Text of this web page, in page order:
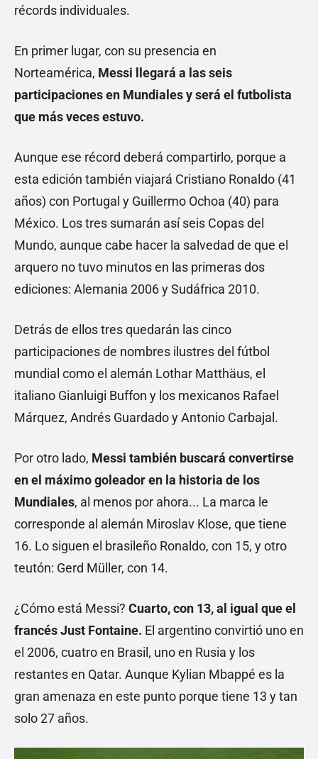
récords individuales.
En primer lugar, con su presencia en
Norteamérica, Messi llegará a las seis
participaciones en Mundiales y será el futbolista
que más veces estuvo.
Aunque ese récord deberá compartirlo, porque a
esta edición también viajará Cristiano Ronaldo (41
años) con Portugal y Guillermo Ochoa (40) para
México. Los tres sumarán así seis Copas del
Mundo, aunque cabe hacer la salvedad de que el
arquero no tuvo minutos en las primeras dos
ediciones: Alemania 2006 y Sudáfrica 2010.
Detrás de ellos tres quedarán las cinco
participaciones de nombres ilustres del fútbol
mundial como el alemán Lothar Matthäus, el
italiano Gianluigi Buffon y los mexicanos Rafael
Márquez, Andrés Guardado y Antonio Carbajal.
Por otro lado, Messi también buscará convertirse
en el máximo goleador en la historia de los
Mundiales, al menos por ahora... La marca le
corresponde al alemán Miroslav Klose, que tiene
16. Lo siguen el brasileño Ronaldo, con 15, y otro
teutón: Gerd Müller, con 14.
¿Cómo está Messi? Cuarto, con 13, al igual que el
francés Just Fontaine. El argentino convirtió uno en
el 2006, cuatro en Brasil, uno en Rusia y los
restantes en Qatar. Aunque Kylian Mbappé es la
gran amenaza en este punto porque tiene 13 y tan
solo 27 años.